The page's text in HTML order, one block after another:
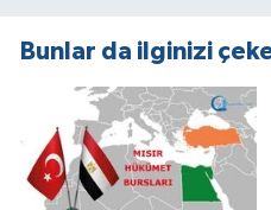
Bunlar da ilginizi